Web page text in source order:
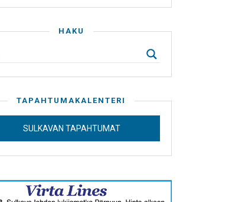
HAKU
TAPAHTUMAKALENTERI
SULKAVAN TAPAHTUMAT